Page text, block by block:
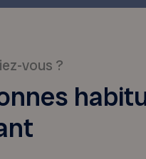
vous ?